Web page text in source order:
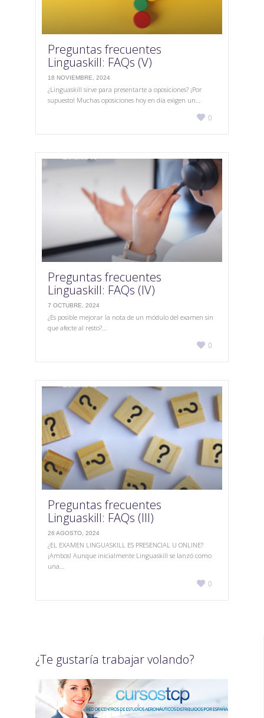
Preguntas frecuentes
Linguaskill: FAQs (V)
18 NOVIEMBRE, 2024
¿Linguaskill sirve para presentarte a oposiciones? ¡Por
supuesto! Muchas oposiciones hoy en día exigen un…
Love
0
Preguntas frecuentes
Linguaskill: FAQs (IV)
7 OCTUBRE, 2024
¿Es posible mejorar la nota de un módulo del examen sin
que afecte al resto?…
Love
0
Preguntas frecuentes
Linguaskill: FAQs (III)
26 AGOSTO, 2024
¿EL EXAMEN LINGUASKILL ES PRESENCIAL U ONLINE?
¡Ambos! Aunque inicialmente Linguaskill se lanzó como
una…
Love
0
¿Te gustaría trabajar volando?